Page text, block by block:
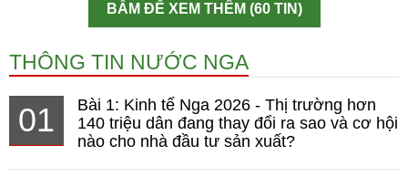
BẤM ĐỂ XEM THÊM (60 TIN)
THÔNG TIN NƯỚC NGA
01
Bài 1: Kinh tế Nga 2026 - Thị trường hơn
140 triệu dân đang thay đổi ra sao và cơ hội
nào cho nhà đầu tư sản xuất?